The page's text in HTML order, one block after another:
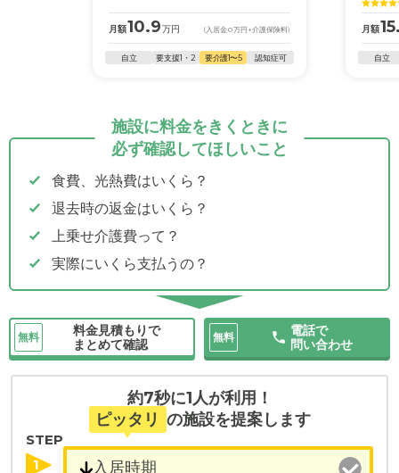
月額10.9万円 (入居金0万円 +介護保険料)
自立 要支援1・2 要介護1〜5 認知症可
月額
自立
施設に料金をきくときに
必ず確認してほしいこと
食費、光熱費はいくら？
退去時の返金はいくら？
上乗せ介護費って？
実際にいくら支払うの？
無料
料金見積もりで
まとめて確認
無料
電話で
問い合わせ
約7秒に1人が利用！
ピッタリ の施設を提案します
STEP
1